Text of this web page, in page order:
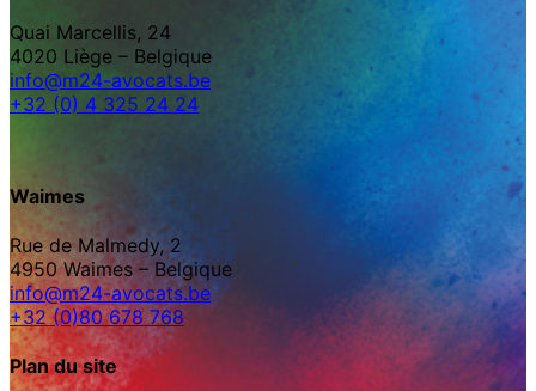
Quai Marcellis, 24
4020 Liège – Belgique
info@m24-avocats.be
+32 (0) 4 325 24 24
Waimes
Rue de Malmedy, 2
4950 Waimes – Belgique
info@m24-avocats.be
+32 (0)80 678 768
Plan du site